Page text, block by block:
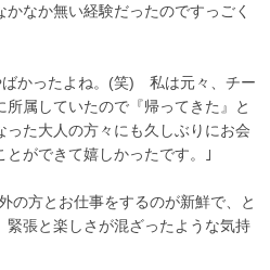
なか無い経験だったのですっごく
ばかったよね。(笑) 私は元々、チー
所属していたので『帰ってきた』と
た大人の方々にも久しぶりにお会
ができて嬉しかったです。｣
の方とお仕事をするのが新鮮で、と
緊張と楽しさが混ざったような気持